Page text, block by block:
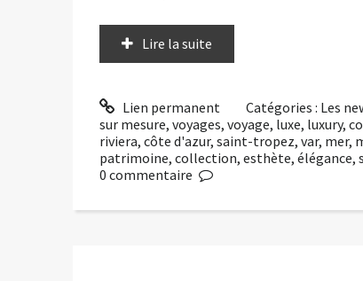
Lire la suite
Lien permanent Catégories : Les
sur mesure, voyages, voyage, luxe, luxury,
riviera, côte d'azur, saint-tropez, var, mer,
patrimoine, collection, esthète, élégance,
0 commentaire